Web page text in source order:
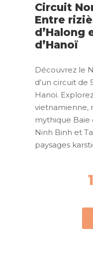
Circuit
Entre
d’Halong
d’Hanoï
Découvrez le
d’un circuit de
Hanoi.
vietnamienne,
mythique Baie
Ninh Binh et
paysages